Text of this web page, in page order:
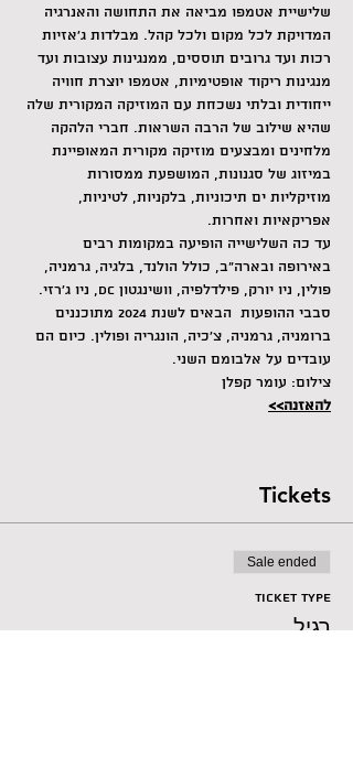
שלישיית אטמפו מביאה את התחושה והאנרגיה
המדויקת לכל מקום ולכל קהל. מבלדות ג'אזיות
רכות ועד גרובים תוססים, ממנגינות עצובות ועד
מנגינות ריקוד אופטימיות, אטמפו יוצרת חוויה
ייחודית ובלתי נשכחת עם המוזיקה המקורית שלה
שהיא שילוב של הרבה השראות. חברי הלהקה
מלחינים ומבצעים מוזיקה מקורית המאופיינת
במיזוג של סגנונות, המושפעת ממסורות
מוזיקליות ים תיכוניות, בלקניות, לטיניות,
אפריקאיות ואחרות.
עד כה השלישייה הופיעה במקומות רבים
באירופה ובארה"ב, כולל הולנד, בלגיה, גרמניה,
פולין, ניו יורק, פילדלפיה, וושינגטון DC, ניו ג'רזי.
סבבי ההופעות  הבאים לשנת 2024 מתוכננים
ברומניה, גרמניה, צ'כיה, הונגריה ופולין. כיום הם
עובדים על אלבומם השני.
צילום: עומר קפלן
להאזנה>>
Tickets
Sale ended
Ticket type
רגיל